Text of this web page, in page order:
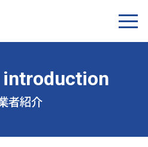
者紹介